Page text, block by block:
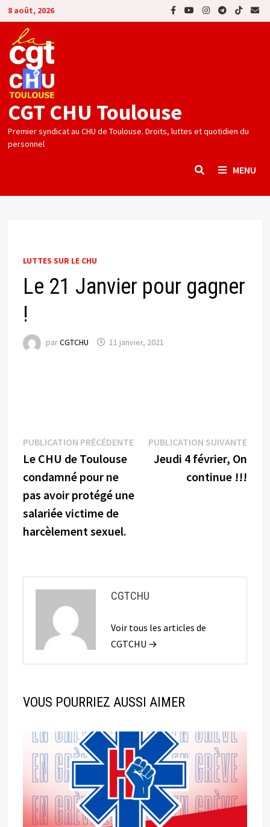
Passer
au
contenu
8 août, 2026
CGT CHU Toulouse
Premier syndicat au CHU de Toulouse. Droits, luttes et quotidien du
personnel
MENU
LUTTES SUR LE CHU
Le 21 Janvier pour gagner
!
parCGTCHU 11 janvier, 2021
Navigation
de
l’article
PUBLICATION PRÉCÉDENTEPublication
précédente :
Le CHU de Toulouse
condamné pour ne
pas avoir protégé une
salariée victime de
harcèlement sexuel.
PUBLICATION SUIVANTE
Jeudi 4 février, On
continue !!!
CGTCHU
Voir tous les articles de
CGTCHU →
VOUS POURRIEZ AUSSI AIMER